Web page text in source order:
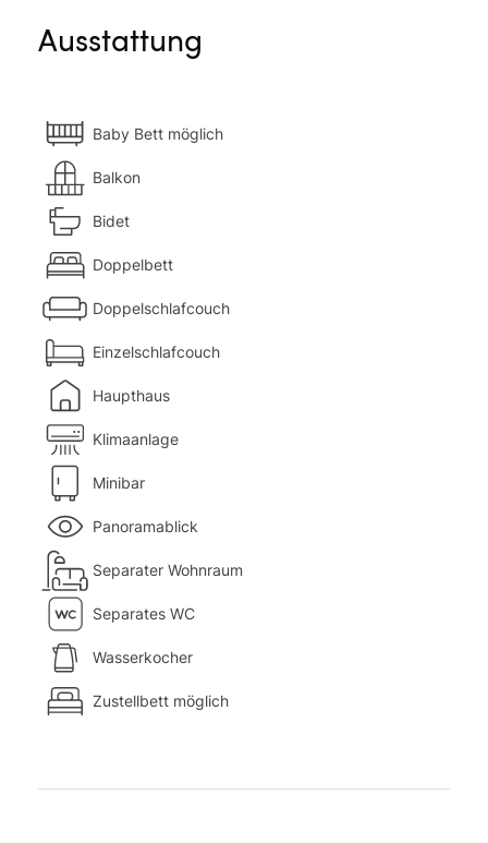
Ausstattung
Baby Bett möglich
Balkon
Bidet
Doppelbett
Doppelschlafcouch
Einzelschlafcouch
Haupthaus
Klimaanlage
Minibar
Panoramablick
Separater Wohnraum
Separates WC
Wasserkocher
Zustellbett möglich